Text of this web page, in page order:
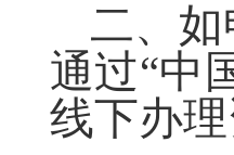
二、
通过“中
线下办理